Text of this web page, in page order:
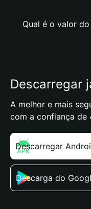
Qual é o valor
Descarregar
A melhor e mais
com a confiança de
Descarregar
Descarga do